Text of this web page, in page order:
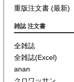
重版注文書 (最新)
雑誌 注文書
全雑誌
全雑誌(Excel)
anan